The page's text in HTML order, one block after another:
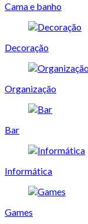
Cama e banho
Decoração
Organização
Bar
Informática
Games